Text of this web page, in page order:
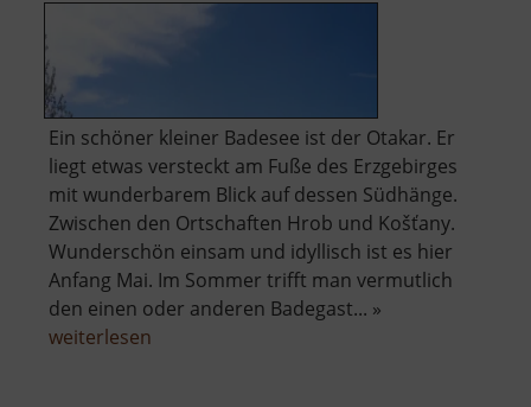
Ein schöner kleiner Badesee ist der Otakar. Er
liegt etwas versteckt am Fuße des Erzgebirges
mit wunderbarem Blick auf dessen Südhänge.
Zwischen den Ortschaften Hrob und Košťany.
Wunderschön einsam und idyllisch ist es hier
Anfang Mai. Im Sommer trifft man vermutlich
den einen oder anderen Badegast... »
weiterlesen